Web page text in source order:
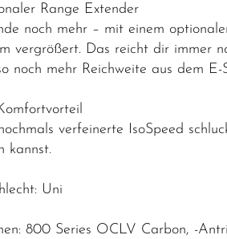
Range Extender
noch mehr – mit einem
vergrößert. Das reicht dir immer
noch mehr Reichweite aus dem E-
verfeinerte IsoSpeed
kannst.
Uni
800 Series OCLV Carbon, -